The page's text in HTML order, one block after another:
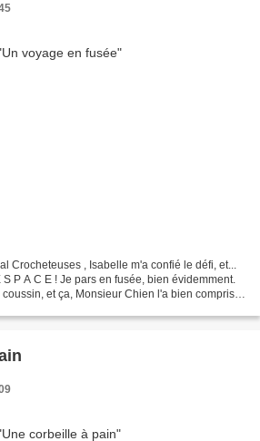
Crocheteuses , Isabelle m'a confié le défi, et...
S P A C E ! Je pars en fusée, bien évidemment.
et ça, Monsieur Chien l'a bien compris !!